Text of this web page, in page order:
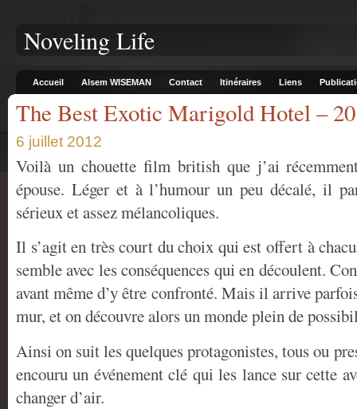
Noveling Life
Accueil Alsem WISEMAN Contact Itinéraires Liens
The Best Exotic Marigold Hotel –
6 juillet 2012
Voilà un chouette film british que j’ai
épouse. Léger et à l’humour un peu décalé, il
sérieux et assez mélancoliques.
Il s’agit en très court du choix qui est offert à
semble avec les conséquences qui en découlent.
avant même d’y être confronté. Mais il arrive
mur, et on découvre alors un monde plein de
Ainsi on suit les quelques protagonistes, tous ou
encouru un événement clé qui les lance sur cette
changer d’air.